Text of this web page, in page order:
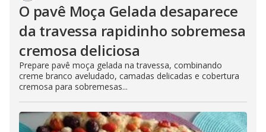
O pavê Moça Gelada desaparece
da travessa rapidinho sobremesa
cremosa deliciosa
Prepare pavê moça gelada na travessa, combinando
creme branco aveludado, camadas delicadas e cobertura
cremosa para sobremesas...